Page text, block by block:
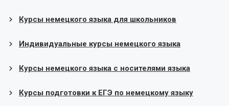
Курсы немецкого языка для школьников
Индивидуальные курсы немецкого языка
Курсы немецкого языка с носителями языка
Курсы подготовки к ЕГЭ по немецкому языку